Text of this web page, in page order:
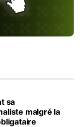
sa
malgré la